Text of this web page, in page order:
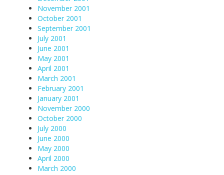
November 2001
October 2001
September 2001
July 2001
June 2001
May 2001
April 2001
March 2001
February 2001
January 2001
November 2000
October 2000
July 2000
June 2000
May 2000
April 2000
March 2000